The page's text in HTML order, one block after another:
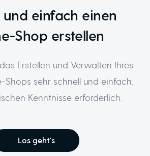
und einfach einen
Shop erstellen
Erstellen und Verwalten Ihres
Shops sehr schnell und einfach.
Kenntnisse erforderlich.
Los geht's